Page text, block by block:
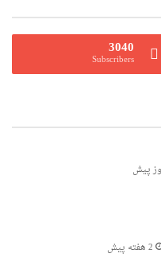
3040
Subscribers
2 هفته پیش